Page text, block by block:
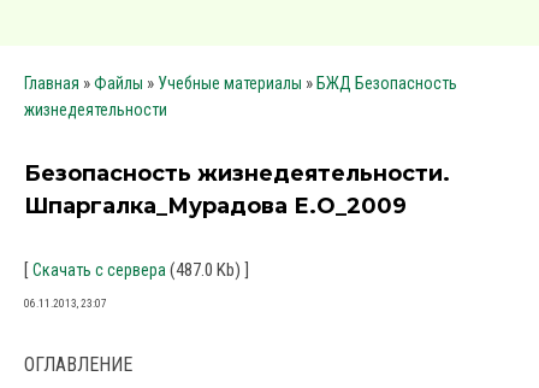
Главная »Файлы » Учебные материалы » БЖД Безопасность
жизнедеятельности
Безопасность жизнедеятельности.
Шпаргалка_Мурадова Е.О_2009
[Скачать с сервера (487.0 Kb) ]
06.11.2013, 23:07
ОГЛАВЛЕНИЕ